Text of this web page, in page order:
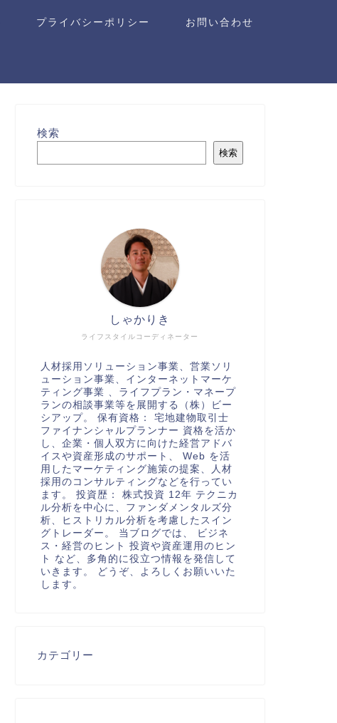
プライバシーポリシー お問い合わせ
検索
検索
ライフスタイルコーディネーター
しゃかりき
人材採用ソリューション事業、営業ソリ
ューション事業、インターネットマーケ
ティング事業 、ライフプラン・マネープ
ランの相談事業等を展開する（株）ビー
シアップ。 保有資格： 宅地建物取引士
ファイナンシャルプランナー 資格を活か
し、企業・個人双方に向けた経営アドバ
イスや資産形成のサポート、 Web を活
用したマーケティング施策の提案、人材
採用のコンサルティングなどを行ってい
ます。 投資歴： 株式投資 12年 テクニカ
ル分析を中心に、ファンダメンタルズ分
析、ヒストリカル分析を考慮したスイン
グトレーダー。 当ブログでは、 ビジネ
ス・経営のヒント 投資や資産運用のヒン
ト など、多角的に役立つ情報を発信して
いきます。 どうぞ、よろしくお願いいた
します。
カテゴリー